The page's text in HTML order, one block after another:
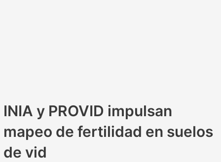
INIA y PROVID impulsan
mapeo de fertilidad en suelos
de vid